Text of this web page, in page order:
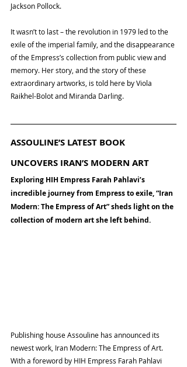
Jackson Pollock.
It wasn’t to last – the revolution in 1979 led to the
exile of the imperial family, and the disappearance
of the Empress’s collection from public view and
memory. Her story, and the story of these
extraordinary artworks, is told here by Viola
Raikhel-Bolot and Miranda Darling.
ASSOULINE’S LATEST BOOK
UNCOVERS IRAN’S MODERN ART
Exploring HIH Empress Farah Pahlavi’s
incredible journey from Empress to exile, “Iran
Modern: The Empress of Art” sheds light on the
collection of modern art she left behind.
Publishing house Assouline has announced its
newest work, Iran Modern: The Empress of Art.
With a foreword by HIH Empress Farah Pahlavi